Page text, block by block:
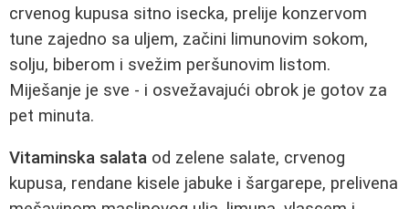
crvenog kupusa sitno isecka, prelije konzervom
tune zajedno sa uljem, začini limunovim sokom,
solju, biberom i svežim peršunovim listom.
Miješanje je sve - i osvežavajući obrok je gotov za
pet minuta.
Vitaminska salata od zelene salate, crvenog
kupusa, rendane kisele jabuke i šargarepe, prelivena